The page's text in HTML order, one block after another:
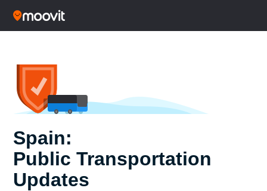
Spain:
Public Transportation
Updates